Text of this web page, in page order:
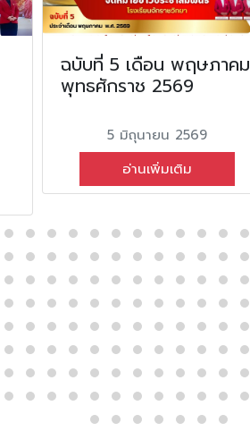
ฉบับที่ 5 เดือน พฤษภาคม
พุทธศักราช 2569
5 มิถุนายน 2569
อ่านเพิ่มเติม